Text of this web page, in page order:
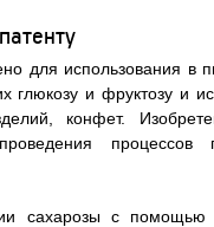
для использования
глюкозу и фруктозу и
конфет.
сахарозы с